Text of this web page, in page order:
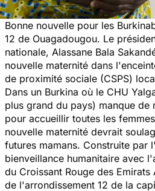
Bonne nouvelle pour les
12 de Ouagadougou. Le
nationale, Alassane Bala
nouvelle maternité dans
de proximité sociale (CSPS)
Dans un Burkina où le CHU
plus grand du pays) manque de
pour accueillir toutes les
nouvelle maternité devrait
futures mamans. Construite par
bienveillance humanitaire avec
du Croissant Rouge des
de l'arrondissement 12 de la